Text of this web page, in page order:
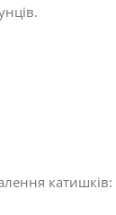
катишків: